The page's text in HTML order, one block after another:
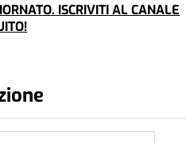
ISCRIVITI AL CANALE